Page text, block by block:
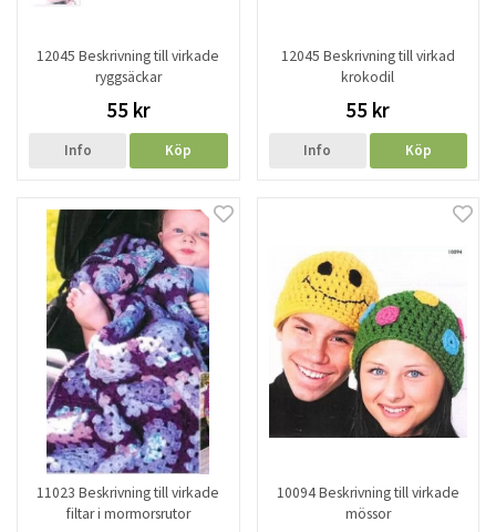
12045 Beskrivning till virkade
ryggsäckar
55 kr
Info Köp
12045 Beskrivning till virkad
krokodil
55 kr
Info Köp
11023 Beskrivning till virkade
filtar i mormorsrutor
10094 Beskrivning till virkade
mössor